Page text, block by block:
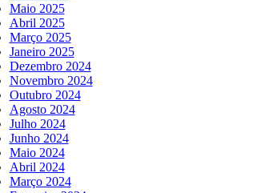
Maio 2025
Abril 2025
Março 2025
Janeiro 2025
Dezembro 2024
Novembro 2024
Outubro 2024
Agosto 2024
Julho 2024
Junho 2024
Maio 2024
Abril 2024
Março 2024